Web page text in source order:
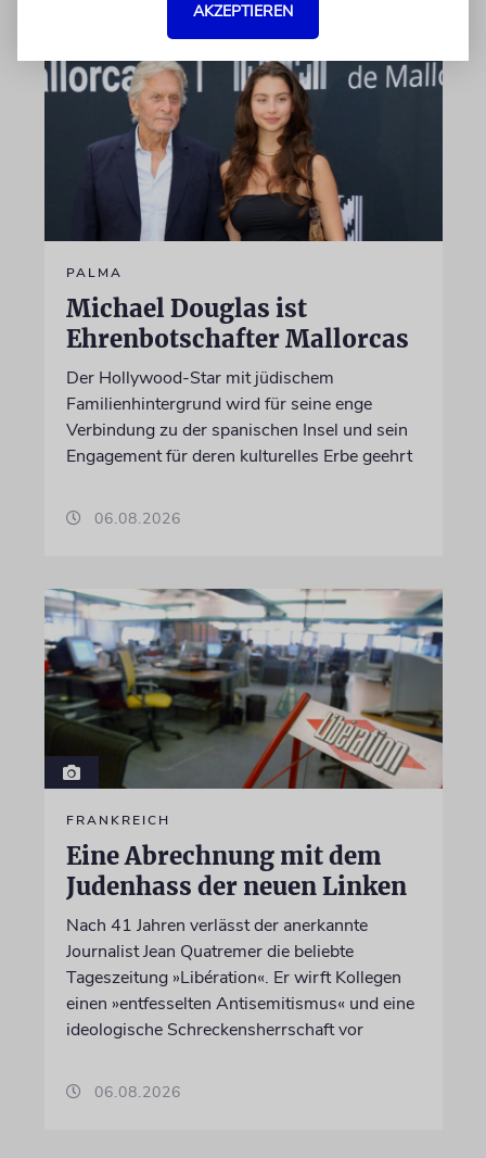
PALMA
Michael Douglas ist
Ehrenbotschafter Mallorcas
Der Hollywood-Star mit jüdischem
Familienhintergrund wird für seine enge
Verbindung zu der spanischen Insel und sein
Engagement für deren kulturelles Erbe geehrt
06.08.2026
FRANKREICH
Eine Abrechnung mit dem
Judenhass der neuen Linken
Nach 41 Jahren verlässt der anerkannte
Journalist Jean Quatremer die beliebte
Tageszeitung »Libération«. Er wirft Kollegen
einen »entfesselten Antisemitismus« und eine
ideologische Schreckensherrschaft vor
06.08.2026
AKZEPTIEREN